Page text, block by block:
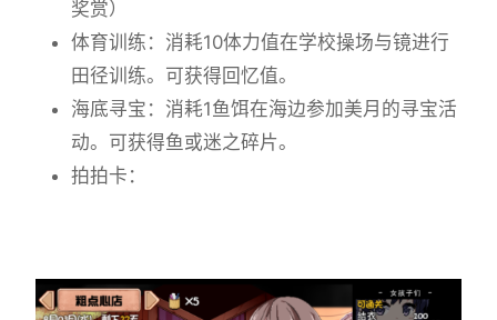
奖赏）
体育训练：消耗10体力值在学校操场与镜进行
田径训练。可获得回忆值。
海底寻宝：消耗1鱼饵在海边参加美月的寻宝活
动。可获得鱼或迷之碎片。
拍拍卡：